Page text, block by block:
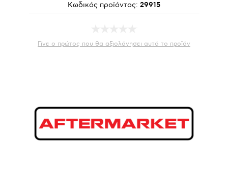
Κωδικός προϊόντος: 29915
Γίνε ο πρώτος που θα αξιολόγησει αυτό το προϊόν